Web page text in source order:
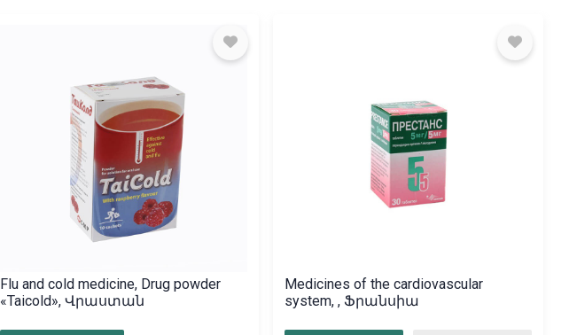
Flu and cold medicine, Drug powder
«Taicold», Վրաստան
Medicines of the cardiovascular
system, , Ֆրանսիա